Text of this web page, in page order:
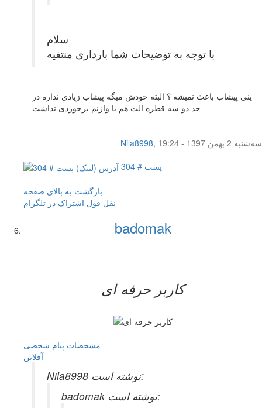
سلام
با توجه به توضیحات شما بارداری منتفیه
ینی پیشاب باعث نمیشه ؟ البته خودش میگه پیشاب زیادی نداره در
حد دو سه قطره الت هم با واژنم برخوردی نداشت
Nila8998,
سه‌شنبه 2 بهمن 1397 - 19:24
پست # 304
بازگشت به بالای صفحه
نقل قول اشتراک در تلگرام
badomak
کاربر حرفه ای
مشخصات پیام شخصی
آفلاين
Nila8998 نوشته است:
badomak نوشته است: